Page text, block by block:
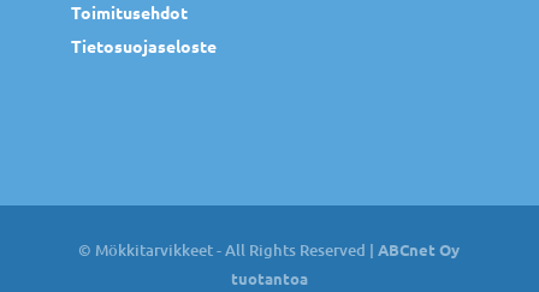
Toimitusehdot
Tietosuojaseloste
© Mökkitarvikkeet - All Rights Reserved |ABCnet Oy
tuotantoa